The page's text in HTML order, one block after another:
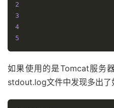
2
3
4
5
如果使用的是Tomcat服务
stdout.log文件中发现多出了